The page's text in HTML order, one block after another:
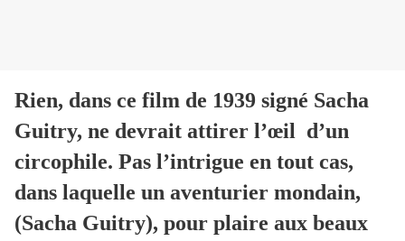
Rien, dans ce film de 1939 signé Sacha
Guitry, ne devrait attirer l’œil d’un
circophile. Pas l’intrigue en tout cas,
dans laquelle un aventurier mondain,
(Sacha Guitry), pour plaire aux beaux